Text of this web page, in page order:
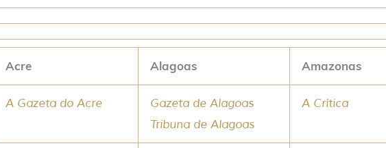
Acre Alagoas Amazonas
A Gazeta do Acre
Gazeta de Alagoas
Tribuna de Alagoas
A Crítica